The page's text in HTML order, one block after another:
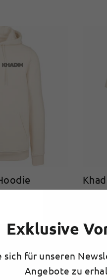
Exklusive
sich für unseren
Angebote zu